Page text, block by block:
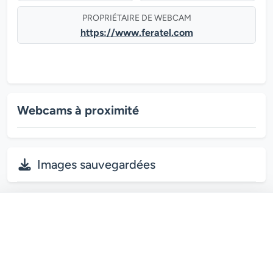
PROPRIÉTAIRE DE WEBCAM
https://www.feratel.com
Webcams à proximité
Images sauvegardées